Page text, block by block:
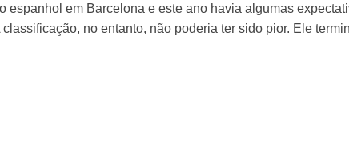
espanhol em Barcelona e este ano havia algumas
classificação, no entanto, não poderia ter sido pior. Ele